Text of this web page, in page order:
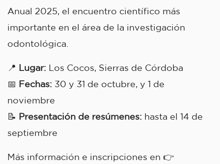
Anual 2025, el encuentro científico más
importante en el área de la investigación
odontológica.
📍 Lugar: Los Cocos, Sierras de Córdoba
📅 Fechas: 30 y 31 de octubre, y 1 de
noviembre
📝 Presentación de resúmenes: hasta el 14 de
septiembre
Más información e inscripciones en 👉